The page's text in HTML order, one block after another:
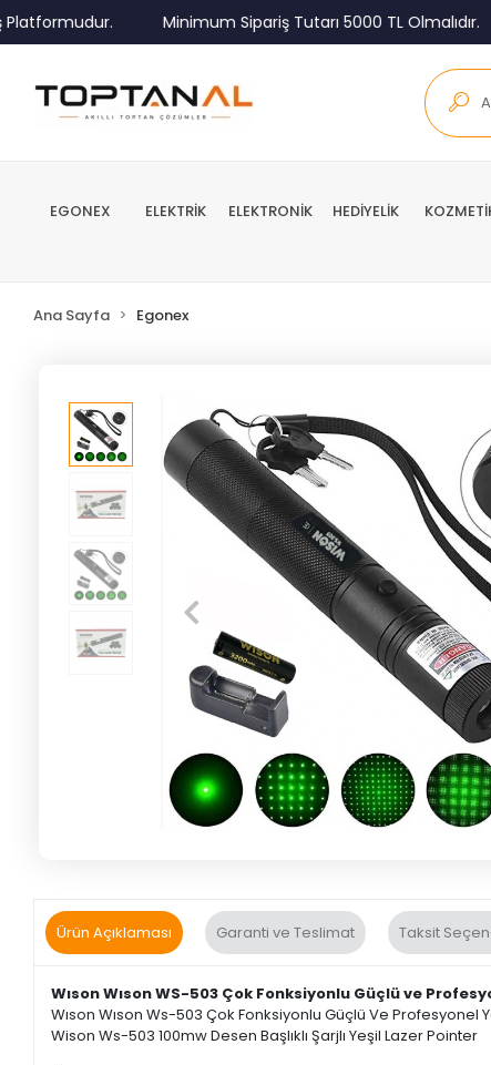
Minimum Sipariş Tutarı 5000 TL Olmalıdır.
EGONEX ELEKTRİK ELEKTRONİK HEDİYELİK
Ana Sayfa Egonex
Ürün Açıklaması Garanti ve Teslimat Taksit
Wıson Wıson WS-503 Çok Fonksiyonlu Güçlü ve
Wıson Wıson Ws-503 Çok Fonksiyonlu Güçlü Ve Profesyonel
Wison Ws-503 100mw Desen Başlıklı Şarjlı Yeşil Lazer Pointer